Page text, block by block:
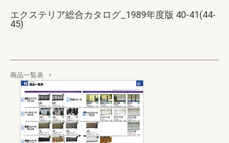
エクステリア総合カタログ_1989年度版 40-41(44-
45)
商品一覧表